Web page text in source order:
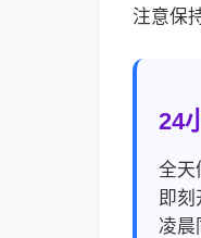
注意保
24
全天
即刻
凌晨